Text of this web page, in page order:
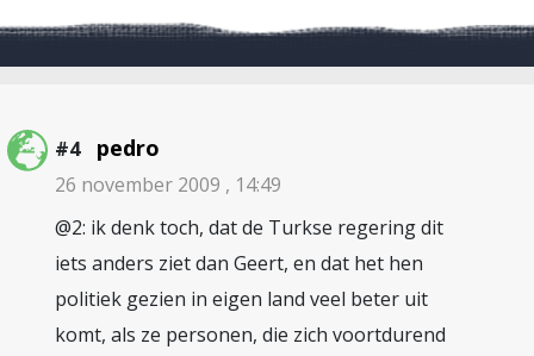
#4 pedro
26 november 2009 , 14:49
@2: ik denk toch, dat de Turkse regering dit
iets anders ziet dan Geert, en dat het hen
politiek gezien in eigen land veel beter uit
komt, als ze personen, die zich voortdurend